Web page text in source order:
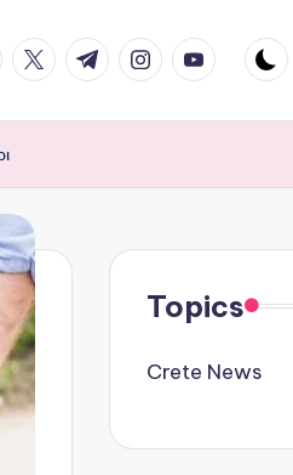
twitter.com
t.me instagram.com
youtube.com
Topics
Crete News